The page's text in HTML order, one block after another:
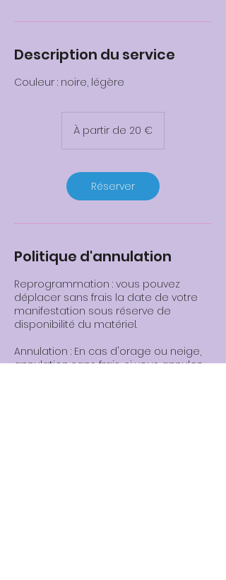
Description du service
Couleur : noire, légère
partir
euros
À partir de 20 €
Réserver
Politique d'annulation
Reprogrammation : vous pouvez
déplacer sans frais la date de votre
manifestation sous réserve de
disponibilité du matériel.
Annulation : En cas d'orage ou neige,
annulation sans frais, si vous annulez